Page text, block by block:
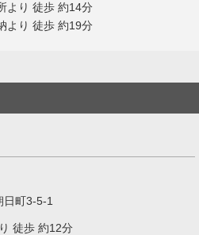
より 徒歩 約14分
より 徒歩 約19分
日町3-5-1
徒歩 約12分